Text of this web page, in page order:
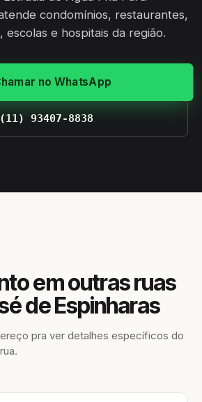
condomínios, restaurantes,
escolas e hospitais da região.
no WhatsApp
(11) 93407-8838
em outras ruas
de Espinharas
pra ver detalhes específicos do